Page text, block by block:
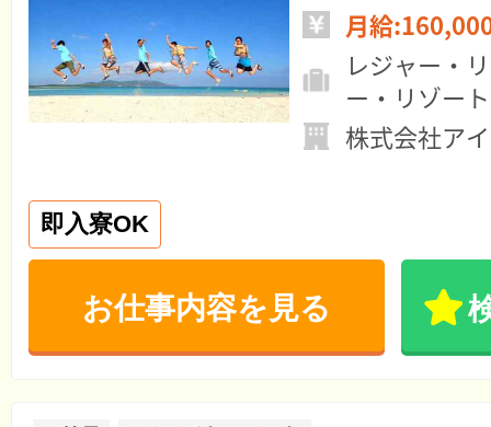
月給
レジャー・
ー・リゾート
株式会社ア
即入寮OK
お仕事内容を見る